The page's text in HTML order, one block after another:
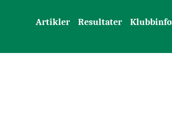
Artikler Resultater Klubbinfo